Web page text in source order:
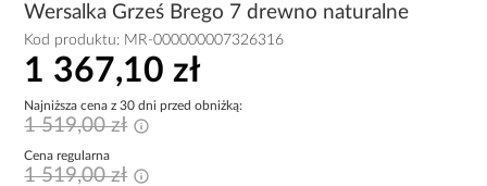
Wersalka Grześ Brego 7 drewno naturalne
Kod produktu: MR-000000007326316
1 367,10 zł
Najniższa cena z 30 dni przed obniżką:
1 519,00 zł
Cena regularna
1 519,00 zł